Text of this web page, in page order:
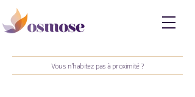
Vous n'habitez pas à proximité ?